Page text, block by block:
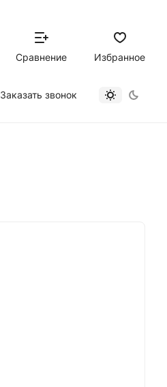
Сравнение Избранное
Заказать звонок